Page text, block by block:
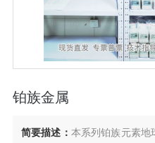
铂族金属
简要描述： 本系列铂族元素地